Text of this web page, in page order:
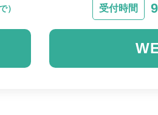
） 受付時間